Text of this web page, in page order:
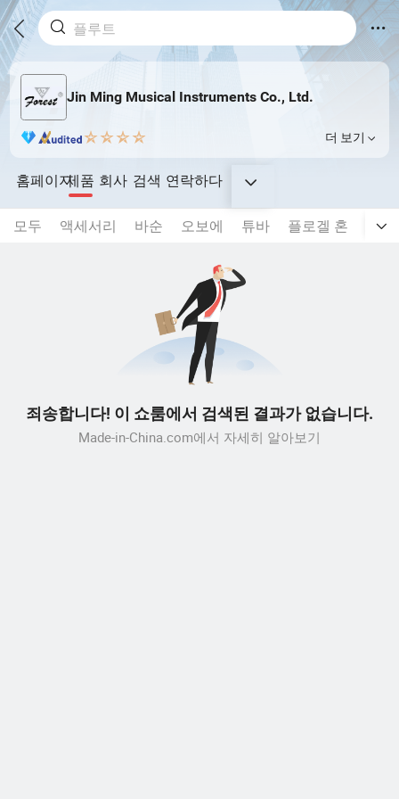
Jin Ming Musical Instruments Co., Ltd.
더 보기
홈페이지제품 회사 검색 연락하다
모두 액세서리 바순 오보에 튜바 플로겔 혼 코넷
죄송합니다! 이 쇼룸에서 검색된 결과가 없습니다.
Made-in-China.com에서 자세히 알아보기